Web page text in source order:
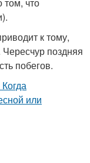
к тому,
поздняя
побегов.